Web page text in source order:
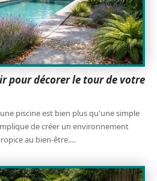
pour décorer le tour de votre
piscine est bien plus qu'une simple
de créer un environnement
au bien-être.…